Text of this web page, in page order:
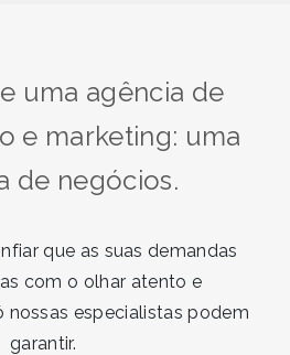
uma agência de
e marketing: uma
de negócios.
que as suas demandas
com o olhar atento e
nossas especialistas podem
garantir.